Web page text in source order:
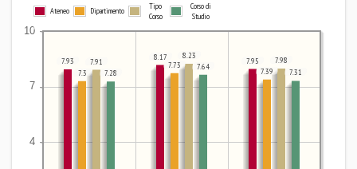
7.95
8.17
7.93
7.39
7.73
7.3
7.98
8.23
7.91
7.31
7.64
7.28
Ateneo Dipartimento
Tipo
Corso
Corso di
Studio